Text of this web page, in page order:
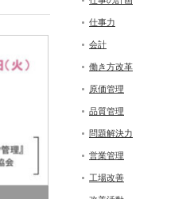
仕事力
会計
働き方改革
原価管理
品質管理
問題解決力
営業管理
工場改善